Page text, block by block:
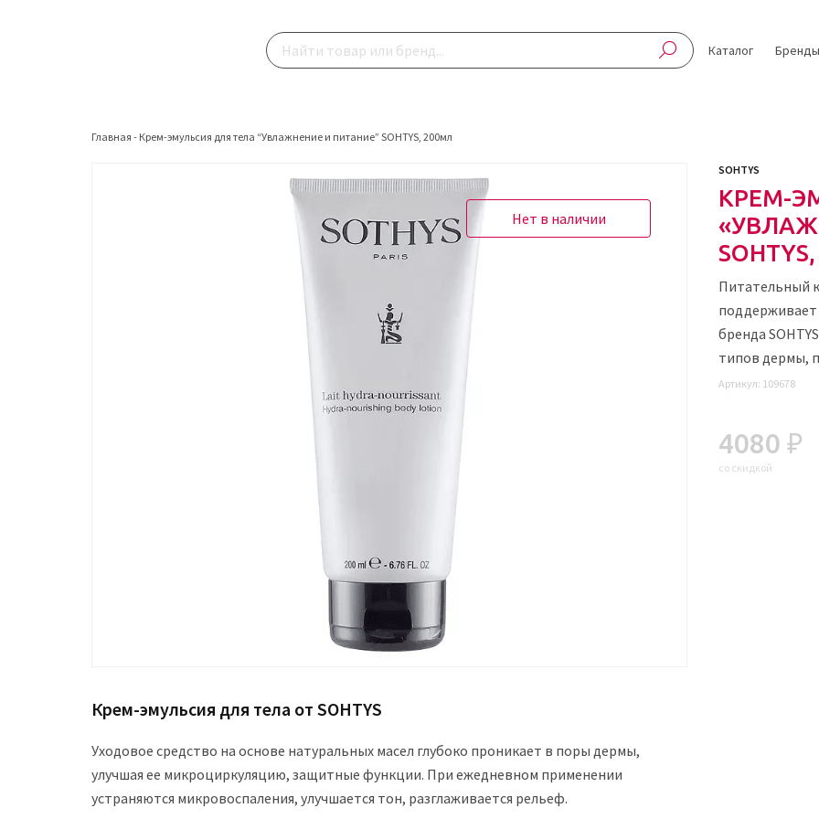
Каталог Бренды
Главная - Крем-эмульсия для тела “Увлажнение и питание” SOHTYS, 200мл
Нет в наличии
Крем-эмульсия для тела от SOHTYS
Уходовое средство на основе натуральных масел глубоко проникает в поры дермы,
улучшая ее микроциркуляцию, защитные функции. При ежедневном применении
устраняются микровоспаления, улучшается тон, разглаживается рельеф.
SOHTYS
КРЕМ-
Питательный
поддерживает
бренда
типов дермы,
Артикул: 109678
4080 ₽
со скидкой